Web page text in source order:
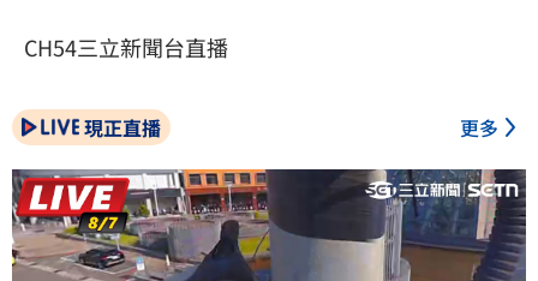
CH54三立新聞台直播
現正直播 更多